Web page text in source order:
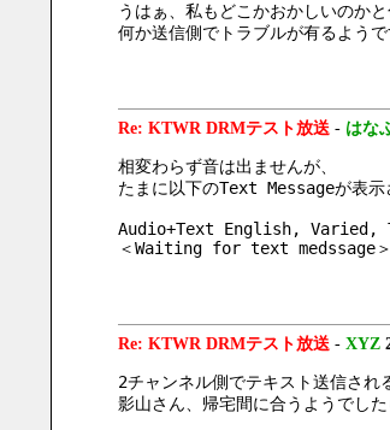
うはぁ、私もどこかおかしいのか
何か送信側でトラブルが有るようで
Re: KTWR DRMテスト放送- はな
相変わらず音は出ませんが、
たまに以下のText Messageが表示
Audio+Text English, Varied,
＜Waiting for text medssage＞
Re: KTWR DRMテスト放送- XYZ
2チャンネル側でテキスト送信され
影山さん、帰宅間に合うようでし